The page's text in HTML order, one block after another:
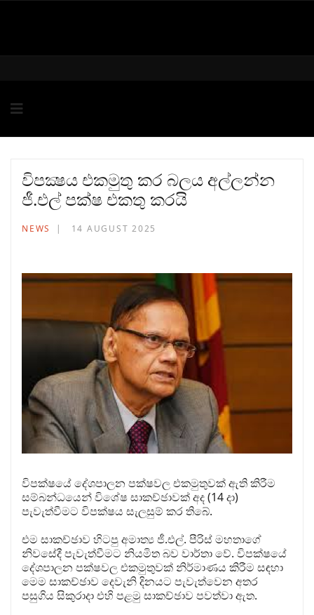
විපක්‍ෂය එකමුතු කර බලය අල්ලන්න
ජී.එල් පක්ෂ එකතු කරයි
NEWS 14 AUGUST 2025
විපක්ෂයේ දේශපාලන පක්ෂවල එකමුතුවක් ඇති කිරීම
සම්බන්ධයෙන් විශේෂ සාකච්ඡාවක් අද (14 දා)
පැවැත්වීමට විපක්ෂය සැලසුම් කර තිබේ.
එම සාකච්ඡාව හිටපු අමාත්‍ය ජී.එල්. පීරිස් මහතාගේ
නිවසේදී පැවැත්වීමට නියමිත බව වාර්තා වේ. විපක්ෂයේ
දේශපාලන පක්ෂවල එකමුතුවක් නිර්මාණය කිරීම සඳහා
මෙම සාකච්ඡාව දෙවැනි දිනයට පැවැත්වෙන අතර
පසුගිය සිකුරාදා එහි පළමු සාකච්ඡාව පවත්වා ඇත.